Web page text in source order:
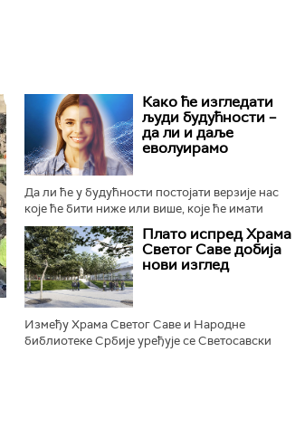
Како ће изгледати
људи будућности –
да ли и даље
еволуирамо
Да ли ће у будућности постојати верзије нас
које ће бити ниже или више, које ће имати
другачије особине или ће чак бити генетски
дизајниране према одређеним...Плато испред Храма
Светог Саве добија
нови изглед
Између Храма Светог Саве и Народне
библиотеке Србије уређује се Светосавски